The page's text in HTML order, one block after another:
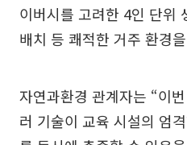
이버시를 고려한 4인 단위
배치 등 쾌적한 거주 환경
자연과환경 관계자는 “이
러 기술이 교육 시설의 엄